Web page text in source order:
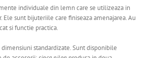
individuale din lemn care se utilizeaza in
sunt bijuteriile care finiseaza amenajarea. Au
si functie practica.
standardizate. Sunt disponibile